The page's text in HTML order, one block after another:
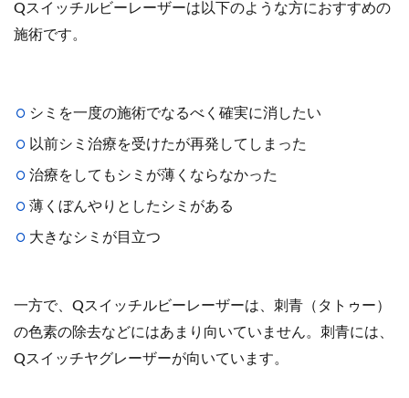
Qスイッチルビーレーザーは以下のような方におすすめの
施術です。
シミを一度の施術でなるべく確実に消したい
以前シミ治療を受けたが再発してしまった
治療をしてもシミが薄くならなかった
薄くぼんやりとしたシミがある
大きなシミが目立つ
一方で、Qスイッチルビーレーザーは、刺青（タトゥー）
の色素の除去などにはあまり向いていません。刺青には、
Qスイッチヤグレーザーが向いています。